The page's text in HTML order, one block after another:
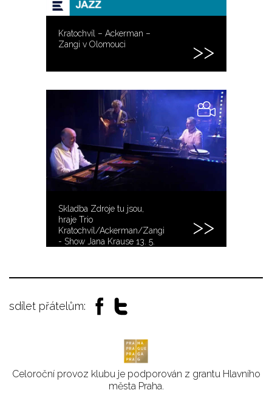
Kratochvíl – Ackerman –
Zangi v Olomouci
Skladba Zdroje tu jsou,
hraje Trio
Kratochvíl/Ackerman/Zangi
- Show Jana Krause 13. 5.
sdílet přátelům:
Celoroční provoz klubu je podporován z grantu Hlavního
města Praha.